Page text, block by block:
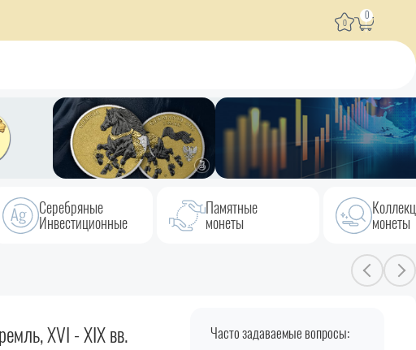
0
0
Серебряные
Инвестиционные
Памятные
монеты монеты
XVI - XIX вв.
Часто задаваемые вопросы: